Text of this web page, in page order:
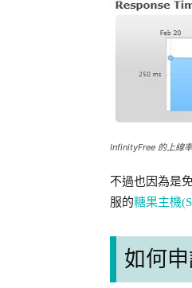
InfinityFree 的上線
不過也因為是
服的糖果主機
如何